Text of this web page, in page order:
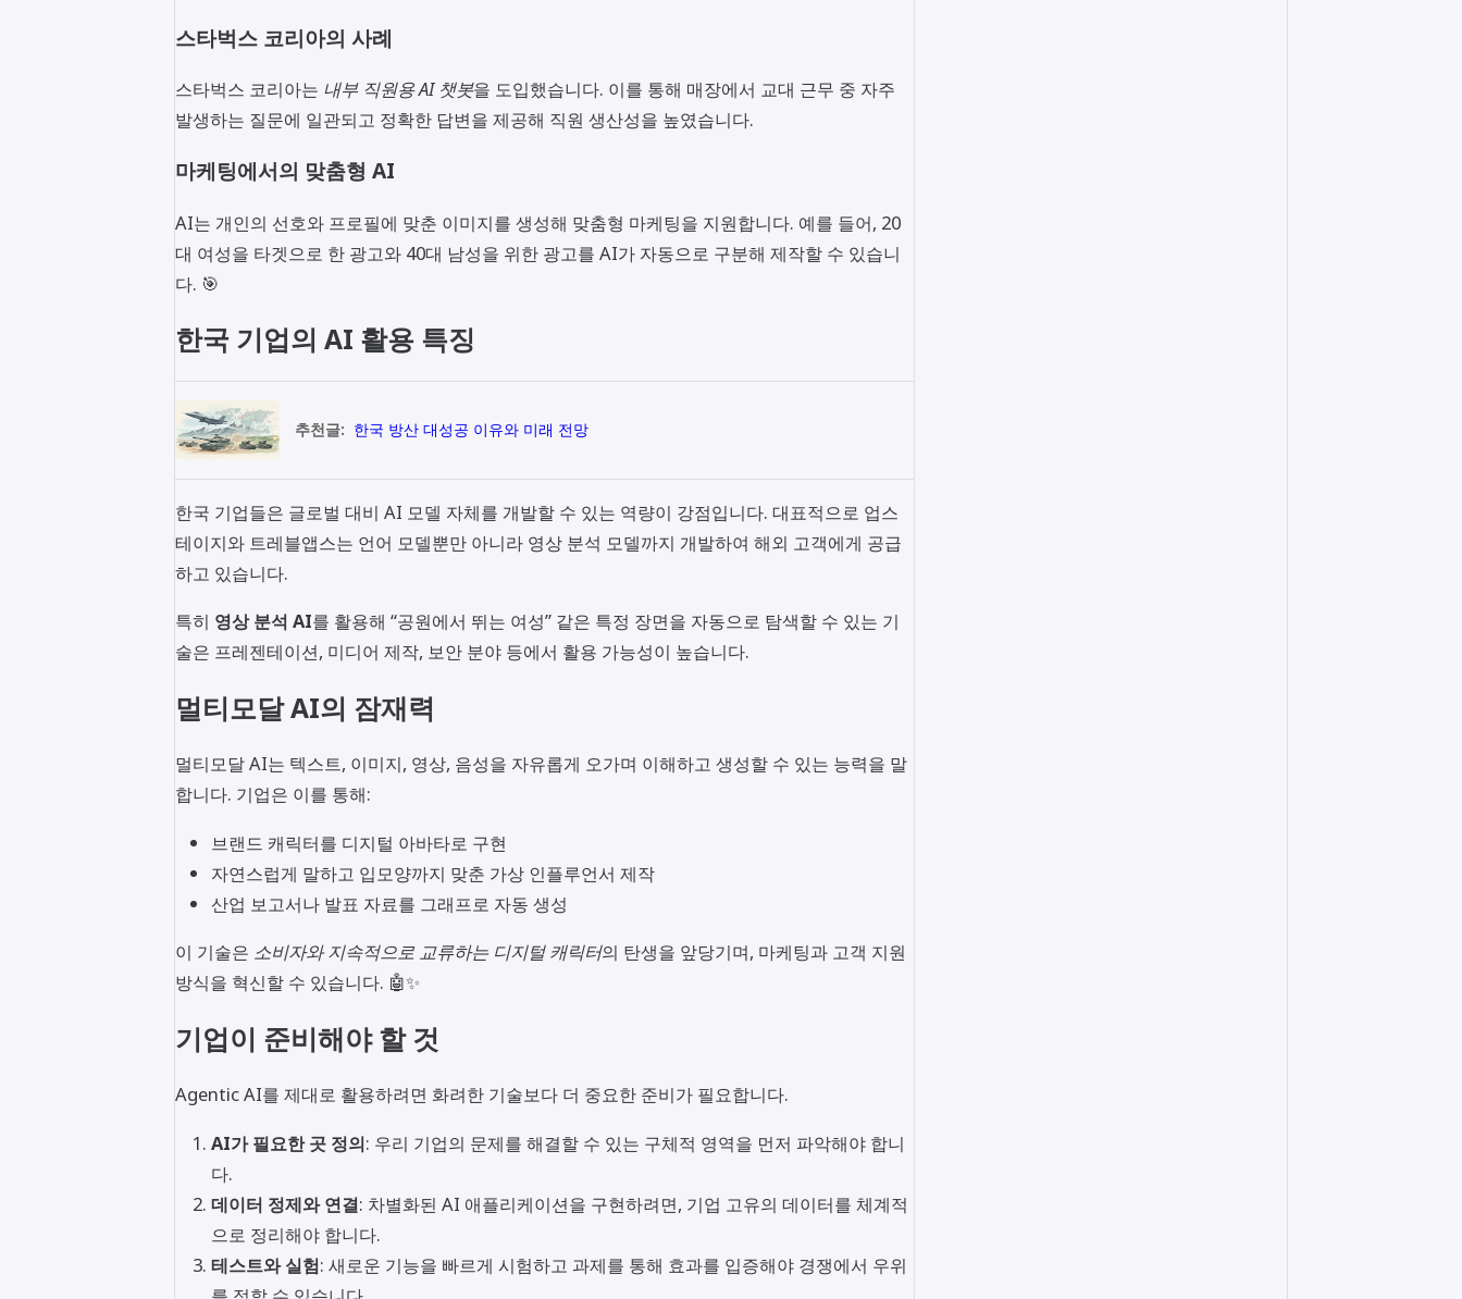
스타벅스 코리아의 사례
스타벅스 코리아는 내부 직원용 AI 챗봇을 도입했습니다. 이를 통해 매장에서 교대 근무 중 자주
발생하는 질문에 일관되고 정확한 답변을 제공해 직원 생산성을 높였습니다.
마케팅에서의 맞춤형 AI
AI는 개인의 선호와 프로필에 맞춘 이미지를 생성해 맞춤형 마케팅을 지원합니다. 예를 들어, 20
대 여성을 타겟으로 한 광고와 40대 남성을 위한 광고를 AI가 자동으로 구분해 제작할 수 있습니
다. 🎯
한국 기업의 AI 활용 특징
추천글: 한국 방산 대성공 이유와 미래 전망
한국 기업들은 글로벌 대비 AI 모델 자체를 개발할 수 있는 역량이 강점입니다. 대표적으로 업스
테이지와 트레블앱스는 언어 모델뿐만 아니라 영상 분석 모델까지 개발하여 해외 고객에게 공급
하고 있습니다.
특히 영상 분석 AI를 활용해 “공원에서 뛰는 여성” 같은 특정 장면을 자동으로 탐색할 수 있는 기
술은 프레젠테이션, 미디어 제작, 보안 분야 등에서 활용 가능성이 높습니다.
멀티모달 AI의 잠재력
멀티모달 AI는 텍스트, 이미지, 영상, 음성을 자유롭게 오가며 이해하고 생성할 수 있는 능력을 말
합니다. 기업은 이를 통해:
브랜드 캐릭터를 디지털 아바타로 구현
자연스럽게 말하고 입모양까지 맞춘 가상 인플루언서 제작
산업 보고서나 발표 자료를 그래프로 자동 생성
이 기술은 소비자와 지속적으로 교류하는 디지털 캐릭터의 탄생을 앞당기며, 마케팅과 고객 지원
방식을 혁신할 수 있습니다. 🤖✨
기업이 준비해야 할 것
Agentic AI를 제대로 활용하려면 화려한 기술보다 더 중요한 준비가 필요합니다.
AI가 필요한 곳 정의: 우리 기업의 문제를 해결할 수 있는 구체적 영역을 먼저 파악해야 합니
다.
데이터 정제와 연결: 차별화된 AI 애플리케이션을 구현하려면, 기업 고유의 데이터를 체계적
으로 정리해야 합니다.
테스트와 실험: 새로운 기능을 빠르게 시험하고 과제를 통해 효과를 입증해야 경쟁에서 우위